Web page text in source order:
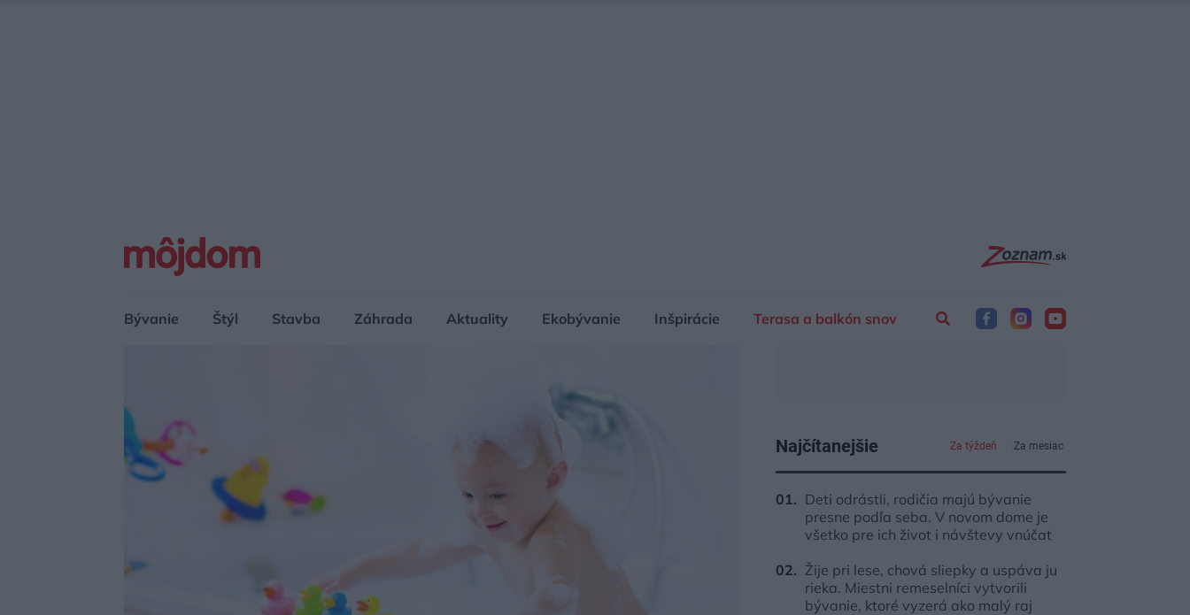
Bývanie Štýl Stavba Záhrada Aktuality Ekobývanie Inšpirácie Terasa a balkón snov
Najčítanejšie Za týždeň Za mesiac
Deti odrástli, rodičia majú bývanie
presne podľa seba. V novom dome je
všetko pre ich život i návštevy vnúčat
Žije pri lese, chová sliepky a uspáva ju
rieka. Miestni remeselníci vytvorili
bývanie, ktoré vyzerá ako malý raj